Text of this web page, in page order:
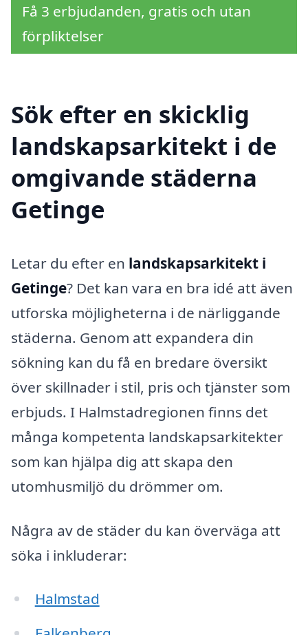
Få 3 erbjudanden, gratis och utan
förpliktelser
Sök efter en skicklig
landskapsarkitekt i de
omgivande städerna
Getinge
Letar du efter en landskapsarkitekt i
Getinge? Det kan vara en bra idé att även
utforska möjligheterna i de närliggande
städerna. Genom att expandera din
sökning kan du få en bredare översikt
över skillnader i stil, pris och tjänster som
erbjuds. I Halmstadregionen finns det
många kompetenta landskapsarkitekter
som kan hjälpa dig att skapa den
utomhusmiljö du drömmer om.
Några av de städer du kan överväga att
söka i inkluderar:
Halmstad